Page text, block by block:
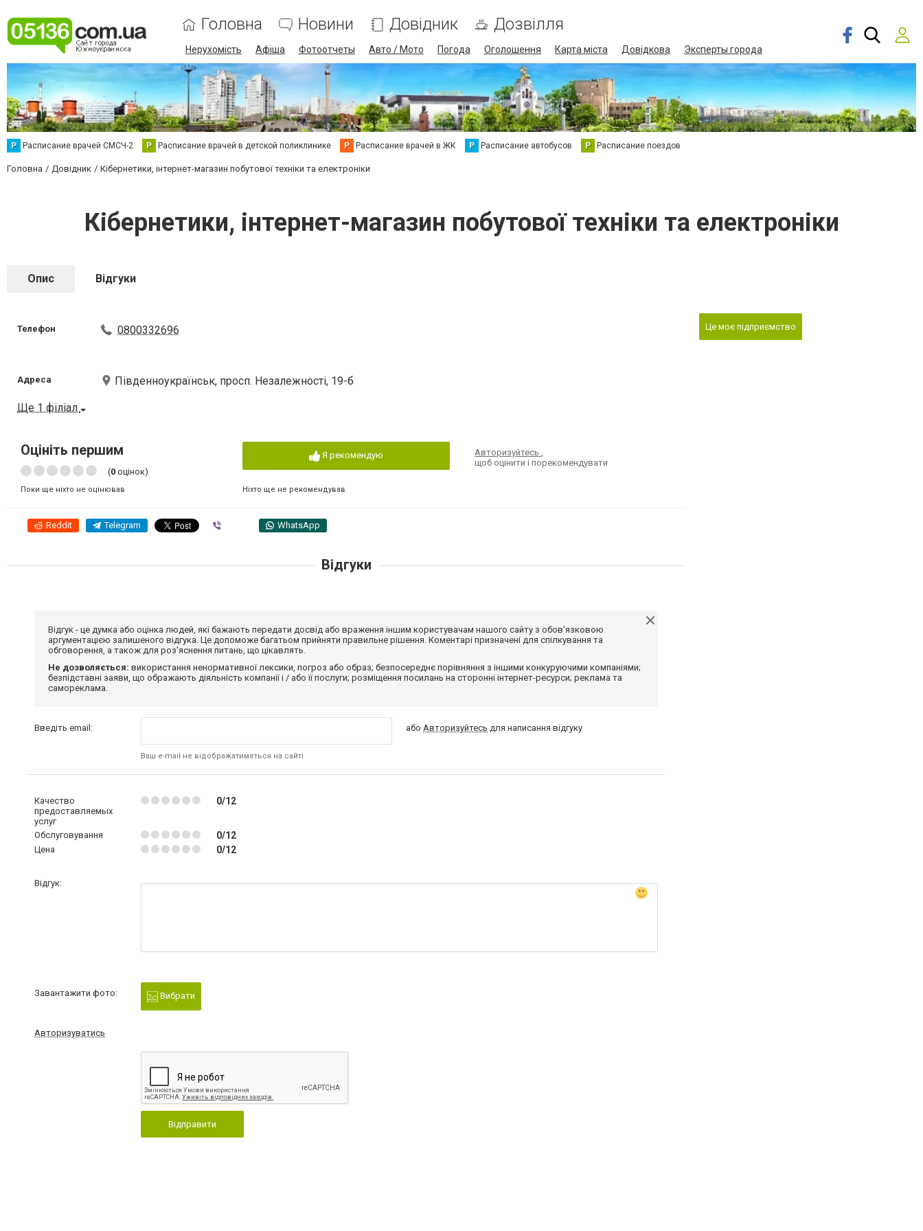
Головна Новини Довідник Дозвілля
Нерухомість Афіша Фотоотчеты Авто / Мото Погода Оголошення Карта міста Довідкова Эксперты города
Р Расписание врачей СМСЧ-2 Р Расписание врачей в детской поликлинике Р Расписание врачей в ЖК Р Расписание автобусов Р Расписание поездов
Головна Довідник Кібернетики, інтернет-магазин побутової техніки та електроніки
Кібернетики, інтернет-магазин побутової техніки та електроніки
Опис Відгуки
Телефон 0800332696
Адреса Південноукраїнськ, просп. Незалежності, 19-б
Ще 1 філіал
Оцініть першим
(0 оцінок)
Поки ще ніхто не оцінював
Я рекомендую
Ніхто ще не рекомендував
Авторизуйтесь,
щоб оцінити і порекомендувати
Reddit Telegram WhatsApp
Це моє підприємство
Відгуки
Відгук - це думка або оцінка людей, які бажають передати досвід або враження іншим користувачам нашого сайту з обов'язковою
аргументацією залишеного відгука. Це допоможе багатьом прийняти правильне рішення. Коментарі призначені для спілкування та
обговорення, а також для роз'яснення питань, що цікавлять.
Не дозволяється: використання ненормативної лексики, погроз або образ; безпосереднє порівняння з іншими конкуруючими компаніями;
безпідставні заяви, що ображають діяльність компанії і / або її послуги; розміщення посилань на сторонні інтернет-ресурси; реклама та
самореклама.
Введіть email:
Ваш e-mail не відображатиметься на сайті
абоАвторизуйтесь для написання відгуку
Качество
предоставляемых
услуг
0/12
Обслуговування 0/12
Цена 0/12
Відгук:
Завантажити фото: Вибрати
Авторизуватись
Відправити